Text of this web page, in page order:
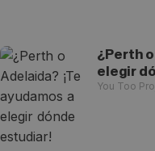
¿Perth
elegir
You Too